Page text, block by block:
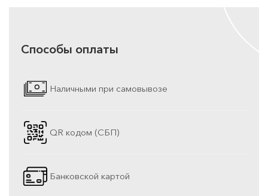
Способы оплаты
Наличными при самовывозе
QR кодом (СБП)
Банковской картой